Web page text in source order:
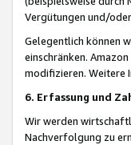
Vergütungen und/
Gelegentlich können
einschränken.
modifizieren. Weitere
6. Erfassung und
Wir werden
Nachverfolgung zu